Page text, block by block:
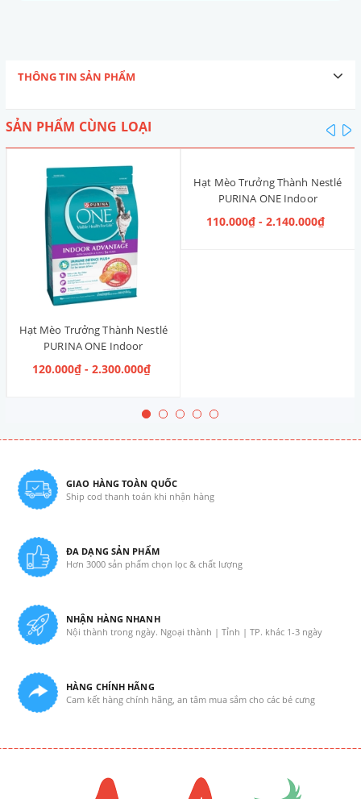
THÔNG TIN SẢN PHẨM
SẢN PHẨM CÙNG LOẠI
Hạt Mèo Trưởng Thành Nestlé
PURINA ONE Indoor
Advantage Salmon & Tuna [Vị
Cá Hồi & Cá Ngừ]
120.000₫ - 2.300.000₫
Hạt Mèo Trưởng Thành Nestlé
PURINA ONE Indoor
Advantage [Vị Gà]
110.000₫ - 2.140.000₫
GIAO HÀNG TOÀN QUỐC
Ship cod thanh toán khi nhận hàng
ĐA DẠNG SẢN PHẨM
Hơn 3000 sản phẩm chọn lọc & chất lượng
NHẬN HÀNG NHANH
Nội thành trong ngày. Ngoại thành | Tỉnh | TP. khác 1-3 ngày
HÀNG CHÍNH HÃNG
Cam kết hàng chính hãng, an tâm mua sắm cho các bé cưng